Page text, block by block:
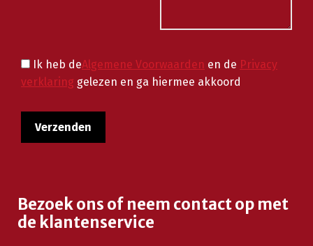
Ik heb deAlgemene Voorwaarden en de Privacy
verklaring gelezen en ga hiermee akkoord
Bezoek ons of neem contact op met
de klantenservice